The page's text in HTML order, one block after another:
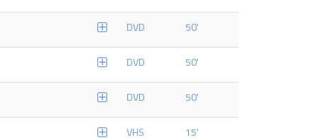
DVD 50'
DVD 50'
DVD 50'
VHS 15'